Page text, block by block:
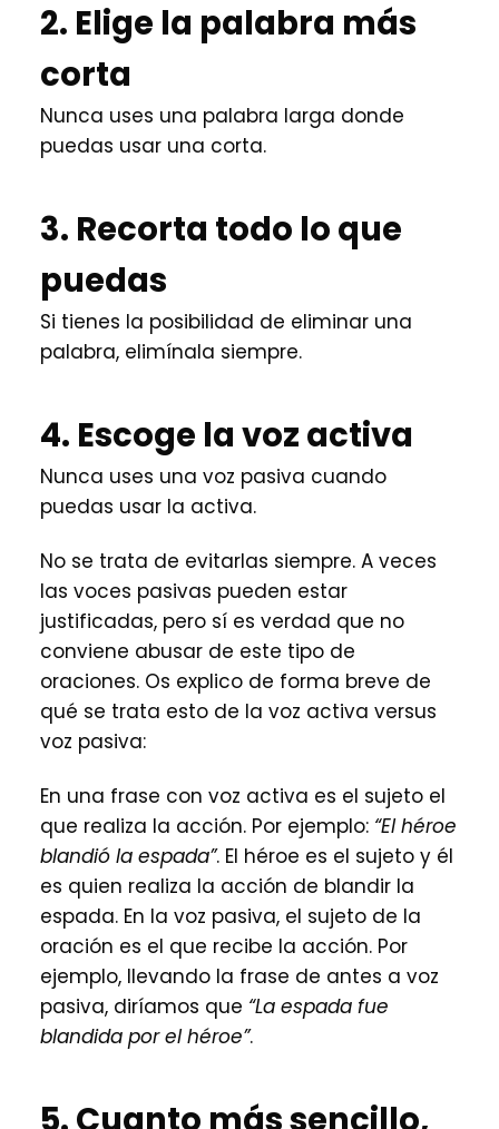
2. Elige la palabra más
corta
Nunca uses una palabra larga donde
puedas usar una corta.
3. Recorta todo lo que
puedas
Si tienes la posibilidad de eliminar una
palabra, elimínala siempre.
4. Escoge la voz activa
Nunca uses una voz pasiva cuando
puedas usar la activa.
No se trata de evitarlas siempre. A veces
las voces pasivas pueden estar
justificadas, pero sí es verdad que no
conviene abusar de este tipo de
oraciones. Os explico de forma breve de
qué se trata esto de la voz activa versus
voz pasiva:
En una frase con voz activa es el sujeto el
que realiza la acción. Por ejemplo: “El héroe
blandió la espada”. El héroe es el sujeto y él
es quien realiza la acción de blandir la
espada. En la voz pasiva, el sujeto de la
oración es el que recibe la acción. Por
ejemplo, llevando la frase de antes a voz
pasiva, diríamos que “La espada fue
blandida por el héroe”.